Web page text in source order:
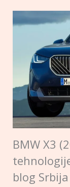
BMW X3
blog Srbija